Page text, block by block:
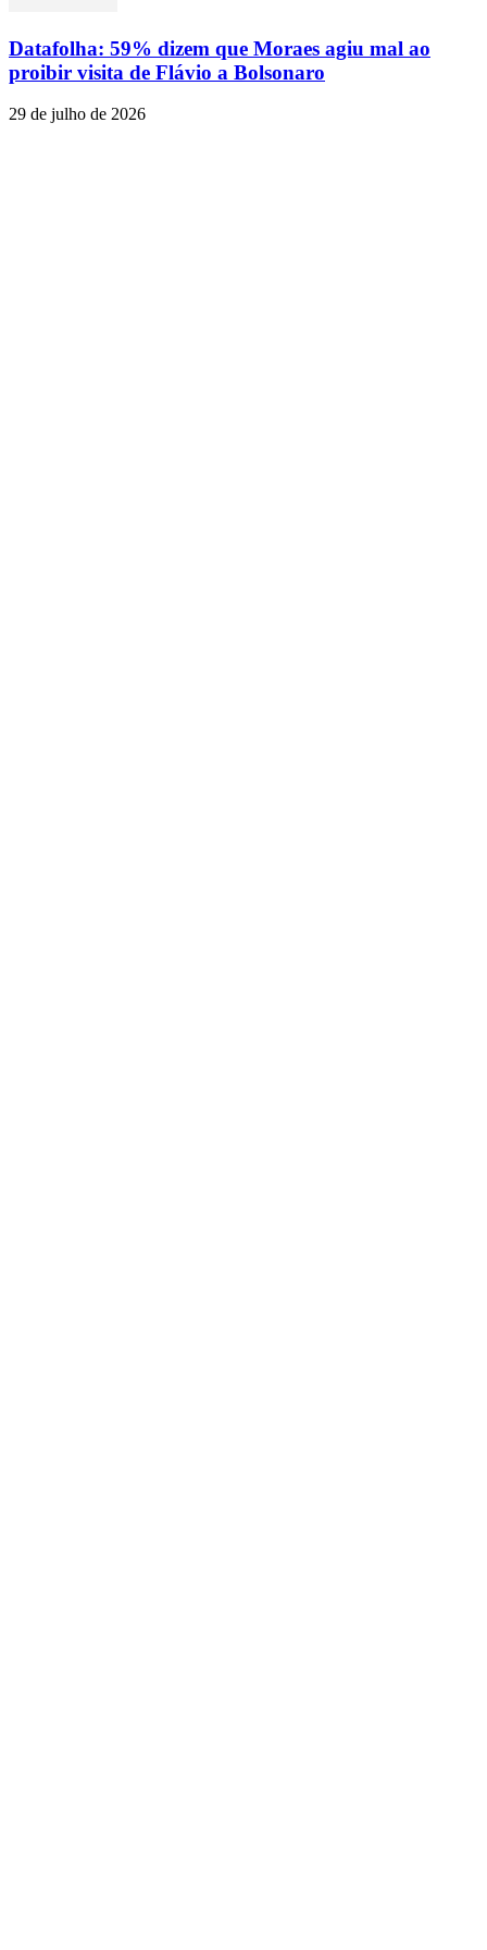
Datafolha: 59% dizem que Moraes agiu mal ao
proibir visita de Flávio a Bolsonaro
29 de julho de 2026